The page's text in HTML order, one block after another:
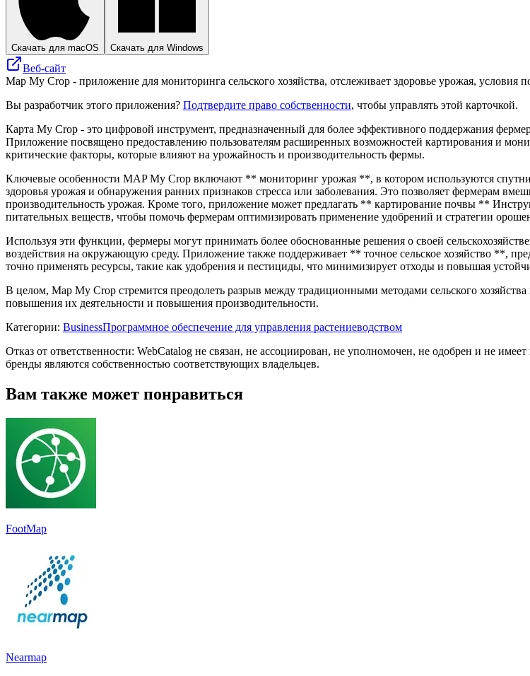
Скачать для macOS Скачать для Windows
Веб-сайт
Map My Crop - приложение для мониторинга сельского хозяйства, отслеживает здоровье урожая, условия
Вы разработчик этого приложения? Подтвердите право собственности, чтобы управлять этой карточкой.
Карта My Crop - это цифровой инструмент, предназначенный для более эффективного поддержания
Приложение посвящено предоставлению пользователям расширенных возможностей картирования и
критические факторы, которые влияют на урожайность и производительность фермы.
Ключевые особенности MAP My Crop включают ** мониторинг урожая **, в котором используются
здоровья урожая и обнаружения ранних признаков стресса или заболевания. Это позволяет фермерам
производительность урожая. Кроме того, приложение может предлагать ** картирование почвы **
питательных веществ, чтобы помочь фермерам оптимизировать применение удобрений и стратегии
Используя эти функции, фермеры могут принимать более обоснованные решения о своей
воздействия на окружающую среду. Приложение также поддерживает ** точное сельское хозяйство **,
точно применять ресурсы, такие как удобрения и пестициды, что минимизирует отходы и повышая
В целом, Map My Crop стремится преодолеть разрыв между традиционными методами сельского
повышения их деятельности и повышения производительности.
Категории: BusinessПрограммное обеспечение для управления растениеводством
Отказ от ответственности: WebCatalog не связан, не ассоциирован, не уполномочен, не одобрен и не
бренды являются собственностью соответствующих владельцев.
Вам также может понравиться
FootMap
Nearmap